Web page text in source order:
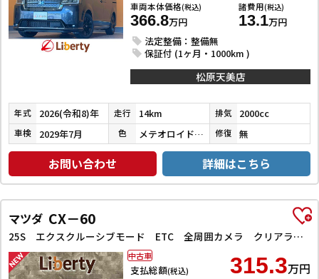
車両本体価格(税込)
366.8万円
諸費用(税込)
13.1万円
法定整備：整備無
保証付 (1ヶ月・1000km )
松原天美店
年式 2026(令和8)年 走行 14km 排気 2000cc
車検 2029年7月 色 メテオロイドグレーメタリック 修復 無
お問い合わせ 詳細はこちら
マツダ CX－60
25S エクスクルーシブモード ETC 全周囲カメラ クリアランスソナー オートクルーズコントロール レーンアシスト パワーシート 衝突被害軽減システム サンルーフ TV オートマチックハイビーム オートライト 電動リアゲート
支払総額(税込) 315.3万円
中古車